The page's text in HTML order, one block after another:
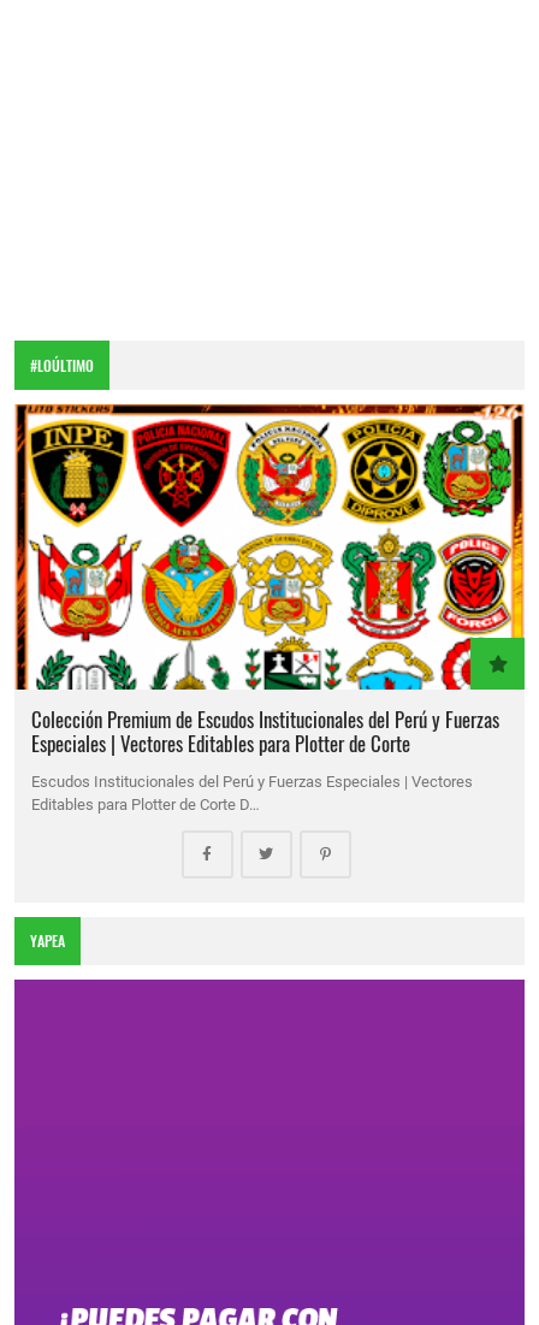
#LOÚLTIMO
Colección Premium de Escudos Institucionales del Perú y Fuerzas
Especiales | Vectores Editables para Plotter de Corte
Escudos Institucionales del Perú y Fuerzas Especiales | Vectores
Editables para Plotter de Corte D…
YAPEA